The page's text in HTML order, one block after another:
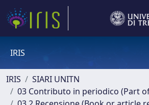
IRIS
IRIS
SIARI UNITN
03 Contributo in periodico (Part